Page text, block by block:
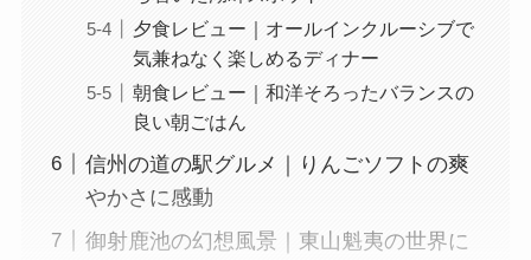
夕食レビュー｜オールインクルーシブで
気兼ねなく楽しめるディナー
朝食レビュー｜和洋そろったバランスの
良い朝ごはん
信州の道の駅グルメ｜りんごソフトの爽
やかさに感動
御射鹿池の幻想風景｜東山魁夷の世界に